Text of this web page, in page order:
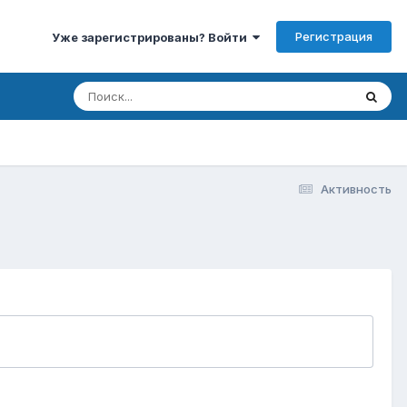
Уже зарегистрированы? Войти Регистрация
Активность